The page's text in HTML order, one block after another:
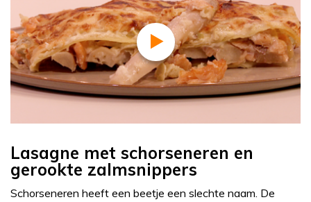
Lasagne met schorseneren en
gerookte zalmsnippers
Schorseneren heeft een beetje een slechte naam. De